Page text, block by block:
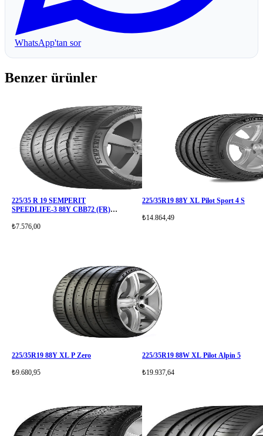
WhatsApp'tan sor
Benzer ürünler
225/35 R 19 SEMPERIT
SPEEDLIFE-3 88Y CBB72 (FR)
₺7.576,00
225/35R19 88Y XL Pilot Sport 4 S
₺14.864,49
225/35R19 88Y XL P Zero
₺9.680,95
225/35R19 88W XL Pilot Alpin 5
₺19.937,64